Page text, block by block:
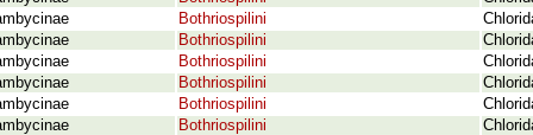
Bothriospilini
Bothriospilini
Bothriospilini
Bothriospilini
Bothriospilini
Bothriospilini